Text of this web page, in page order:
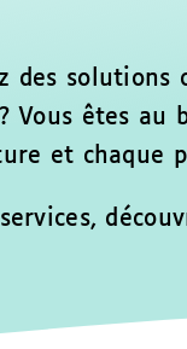
des
Vous êtes au
et chaque
services,